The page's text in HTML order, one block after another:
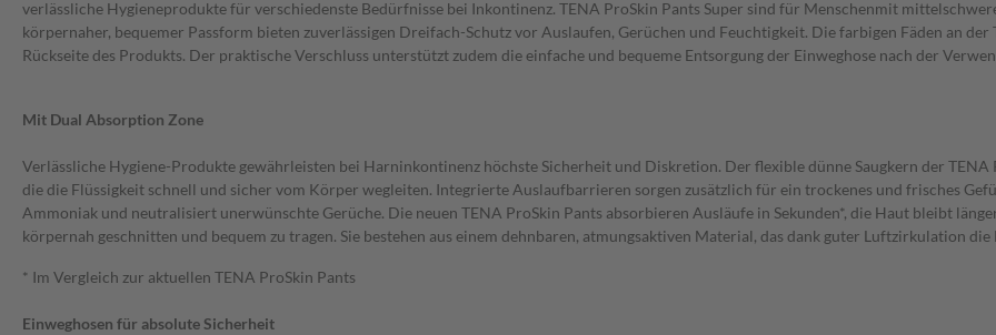
verlässliche Hygieneprodukte für verschiedenste Bedürfnisse bei Inkontinenz. TENA ProSkin Pants Super sind für Menschenmit
körpernaher, bequemer Passform bieten zuverlässigen Dreifach-Schutz vor Auslaufen, Gerüchen und Feuchtigkeit. Die farbigen Fäden an
Rückseite des Produkts. Der praktische Verschluss unterstützt zudem die einfache und bequeme Entsorgung der Einweghose nach der
Mit Dual Absorption Zone
Verlässliche Hygiene-Produkte gewährleisten bei Harninkontinenz höchste Sicherheit und Diskretion. Der flexible dünne Saugkern der
die die Flüssigkeit schnell und sicher vom Körper wegleiten. Integrierte Auslaufbarrieren sorgen zusätzlich für ein trockenes und frisches
Ammoniak und neutralisiert unerwünschte Gerüche. Die neuen TENA ProSkin Pants absorbieren Ausläufe in Sekunden*, die Haut bleibt
körpernah geschnitten und bequem zu tragen. Sie bestehen aus einem dehnbaren, atmungsaktiven Material, das dank guter Luftzirkulation
* Im Vergleich zur aktuellen TENA ProSkin Pants
Einweghosen für absolute Sicherheit